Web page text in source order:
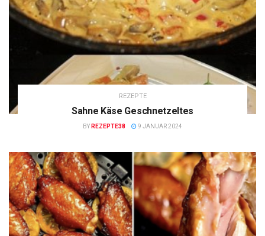
REZEPTE
Sahne Käse Geschnetzeltes
BY REZEPTE38 9 JANUAR 2024